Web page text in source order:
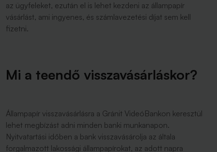
az ügyfeleket, ezután el is lehet kezdeni az állampapír
vásárlást, ami ingyenes, és számlavezetési díjat sem kell
fizetni.
Mi a teendő visszavásárláskor?
Állampapír visszavásárlásra a Gránit VideóBankon keresztül
lehet megbízást adni minden banki munkanapon.
Nyitvatartási időben a bank visszavásárolja az általa
forgalmazott lakossági állampapírokat, az adott napra